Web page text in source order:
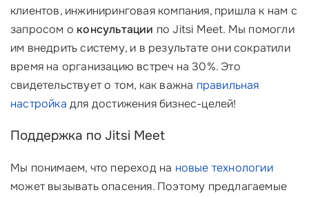
клиентов, инжиниринговая компания, пришла к нам с
запросом о консультации по Jitsi Meet. Мы помогли
им внедрить систему, и в результате они сократили
время на организацию встреч на 30%. Это
свидетельствует о том, как важна правильная
настройка для достижения бизнес-целей!
Поддержка по Jitsi Meet
Мы понимаем, что переход на новые технологии
может вызывать опасения. Поэтому предлагаемые